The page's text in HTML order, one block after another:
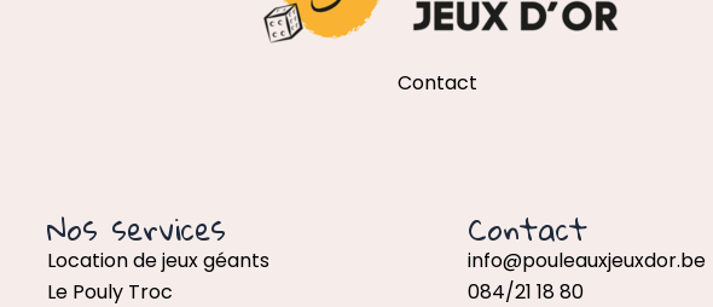
Contact
Nos services
Location de jeux géants
Le Pouly Troc
Contact
info@pouleauxjeuxdor.be
084/21 18 80